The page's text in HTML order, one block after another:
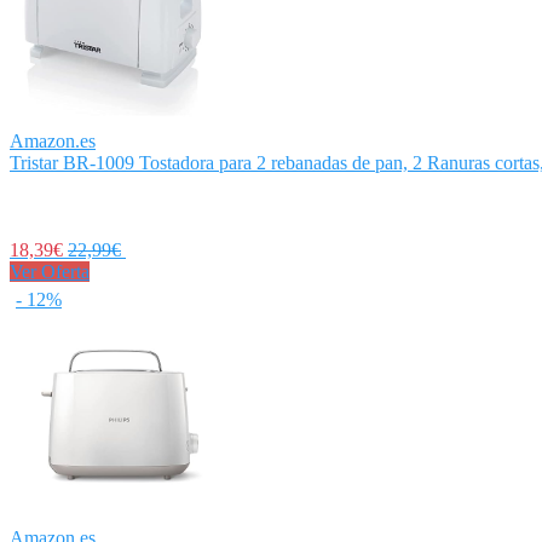
Amazon.es
Tristar BR-1009 Tostadora para 2 rebanadas de pan, 2 Ranuras
18,39€ 22,99€
Ver Oferta
- 12%
Amazon.es